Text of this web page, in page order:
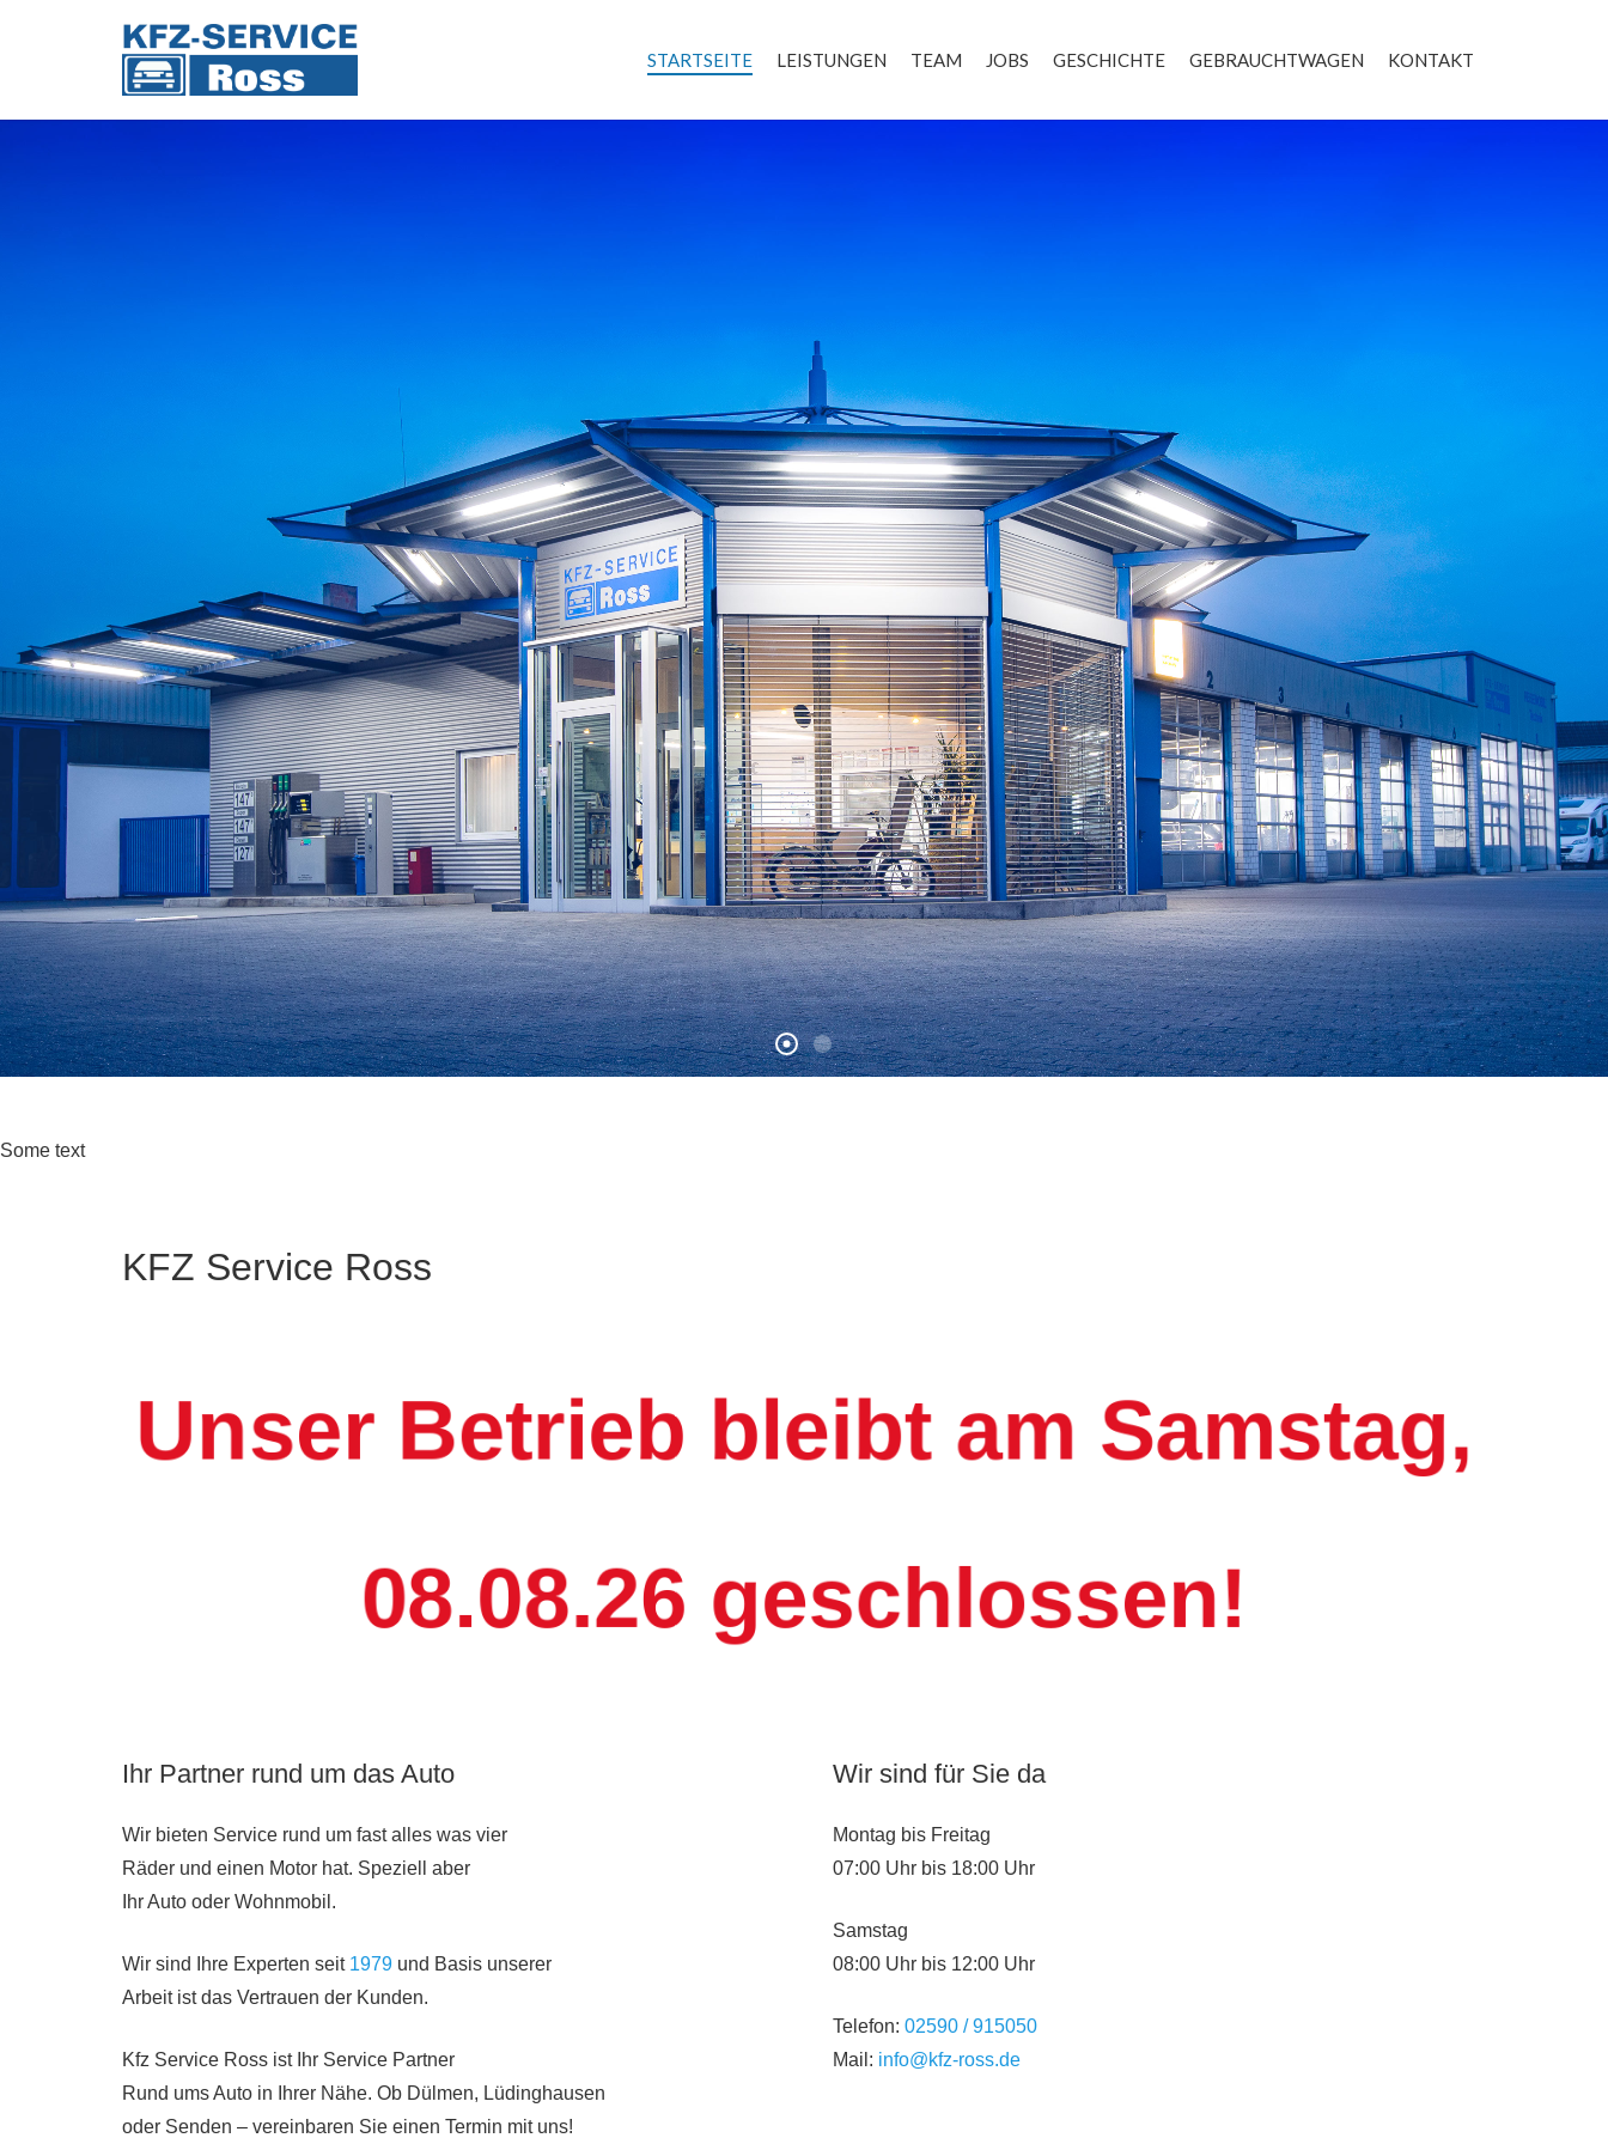
STARTSEITE LEISTUNGEN TEAM JOBS GESCHICHTE GEBRAUCHTWAGEN KONTAKT
Some text
KFZ Service Ross
Unser Betrieb bleibt am Samstag,
08.08.26 geschlossen!
Ihr Partner rund um das Auto
Wir bieten Service rund um fast alles was vier
Räder und einen Motor hat. Speziell aber
Ihr Auto oder Wohnmobil.
Wir sind Ihre Experten seit 1979 und Basis unserer
Arbeit ist das Vertrauen der Kunden.
Kfz Service Ross ist Ihr Service Partner
Rund ums Auto in Ihrer Nähe. Ob Dülmen, Lüdinghausen
oder Senden – vereinbaren Sie einen Termin mit uns!
Wir sind für Sie da
Montag bis Freitag
07:00 Uhr bis 18:00 Uhr
Samstag
08:00 Uhr bis 12:00 Uhr
Telefon: 02590 / 915050
Mail: info@kfz-ross.de